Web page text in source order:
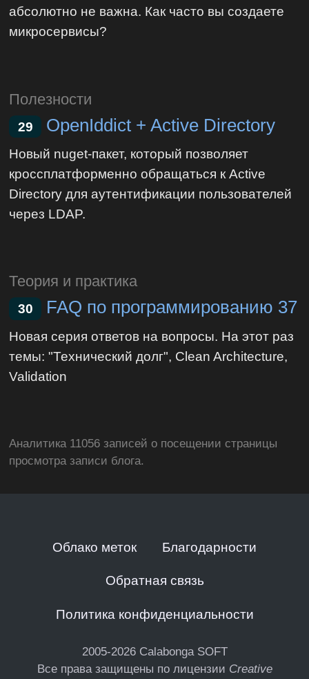
абсолютно не важна. Как часто вы создаете
микросервисы?
Полезности
29 OpenIddict + Active Directory
Новый nuget-пакет, который позволяет
кроссплатформенно обращаться к Active
Directory для аутентификации пользователей
через LDAP.
Теория и практика
30 FAQ по программированию 37
Новая серия ответов на вопросы. На этот раз
темы: "Технический долг", Clean Architecture,
Validation
Аналитика 11056 записей о посещении страницы
просмотра записи блога.
Облако меток Благодарности
Обратная связь
Политика конфиденциальности
2005-2026 Calabonga SOFT
Все права защищены по лицензии Creative